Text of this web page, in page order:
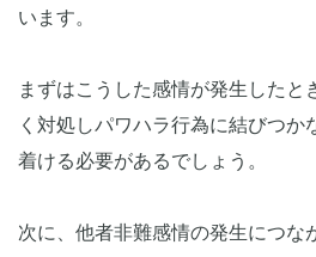
います。
まずはこうした感情が発生したと
く対処しパワハラ行為に結びつか
着ける必要があるでしょう。
次に、他者非難感情の発生につな